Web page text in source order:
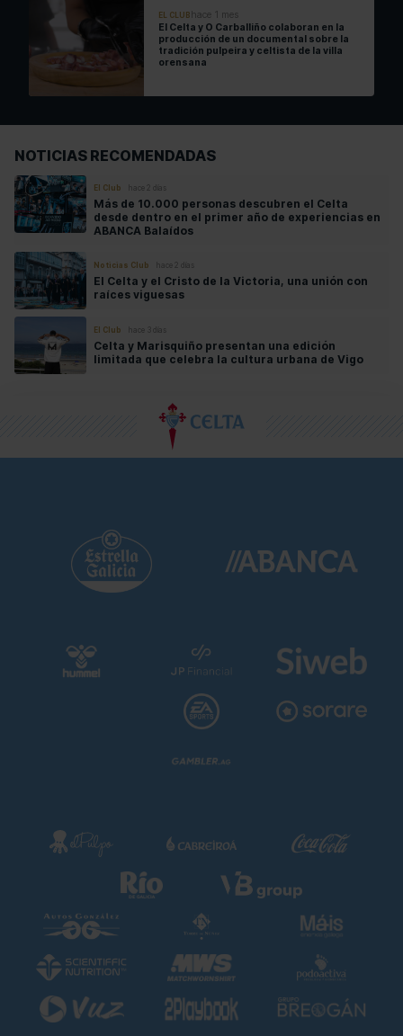
EL CLUB hace 1 mes
El Celta y O Carballiño colaboran en la
producción de un documental sobre la
tradición pulpeira y celtista de la villa
orensana
NOTICIAS RECOMENDADAS
El Club
Más de 10.000 personas descubren el Celta
desde dentro en el primer año de experiencias en
ABANCA Balaídos
Noticias Club
El Celta y el Cristo de la Victoria, una unión con
raíces viguesas
El Club hace 3 días
Celta y Marisquiño presentan una edición
limitada que celebra la cultura urbana de Vigo